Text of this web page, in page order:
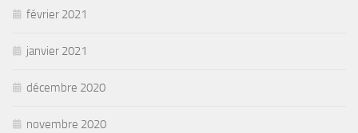
février 2021
janvier 2021
décembre 2020
novembre 2020